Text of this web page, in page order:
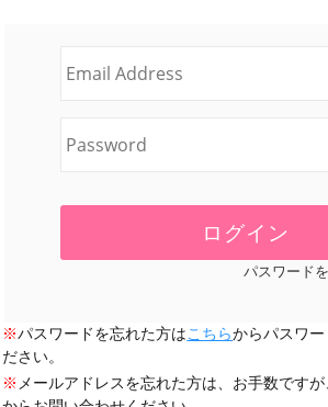
パスワード
※パスワードを忘れた方はこちらからパスワー
ださい。
※ メールアドレスを忘れた方は、お手数です